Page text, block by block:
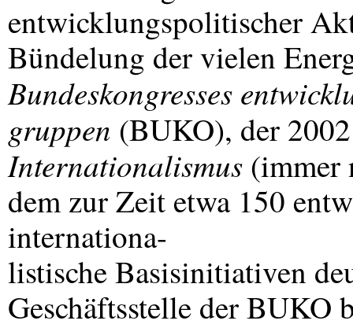
entwicklungspolitischer
Bündelung der vielen
Bundeskongresses
gruppen (BUKO), der
Internationalismus (immer
dem zur Zeit etwa 150
internationa-
listische Basisinitiativen
Geschäftsstelle derBUKO